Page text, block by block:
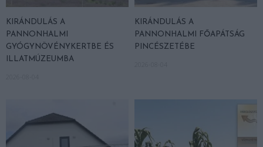
KIRÁNDULÁS A
PANNONHALMI
GYÓGYNÖVÉNYKERTBE ÉS
ILLATMÚZEUMBA
KIRÁNDULÁS A
PANNONHALMI FŐAPÁTSÁG
PINCÉSZETÉBE